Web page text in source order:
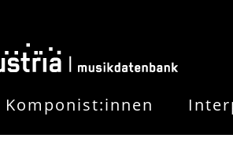
Komponist:innen